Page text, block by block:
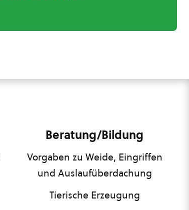
Beratung/Bildung
Vorgaben zu Weide, Eingriffen
und Auslaufüberdachung
Tierische Erzeugung